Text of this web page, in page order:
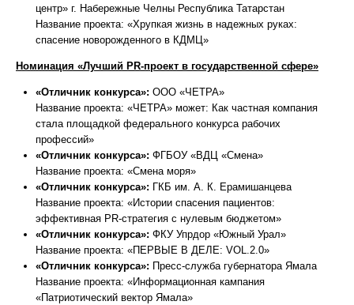
центр» г. Набережные Челны Республика Татарстан
Название проекта: «Хрупкая жизнь в надежных руках:
спасение новорожденного в КДМЦ»
Номинация «Лучший PR-проект в государственной сфере»
«Отличник конкурса»: ООО «ЧЕТРА»
Название проекта: «ЧЕТРА» может: Как частная компания
стала площадкой федерального конкурса рабочих
профессий»
«Отличник конкурса»: ФГБОУ «ВДЦ «Смена»
Название проекта: «Смена моря»
«Отличник конкурса»: ГКБ им. А. К. Ерамишанцева
Название проекта: «Истории спасения пациентов:
эффективная PR-стратегия с нулевым бюджетом»
«Отличник конкурса»: ФКУ Упрдор «Южный Урал»
Название проекта: «ПЕРВЫЕ В ДЕЛЕ: VOL.2.0»
«Отличник конкурса»: Пресс-служба губернатора Ямала
Название проекта: «Информационная кампания
«Патриотический вектор Ямала»